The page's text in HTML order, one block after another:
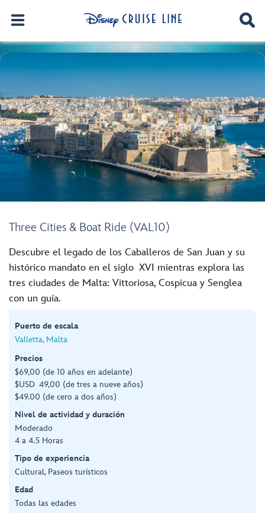
Three Cities & Boat Ride (VAL10)
Descubre el legado de los Caballeros de San Juan y su
histórico mandato en el siglo XVI mientras explora las
tres ciudades de Malta: Vittoriosa, Cospicua y Senglea
con un guía.
Puerto de escala
Valletta, Malta
Precios
$69,00 (de 10 años en adelante)
$USD 49,00 (de tres a nueve años)
$49.00 (de cero a dos años)
Nivel de actividad y duración
Moderado
4 a 4.5 Horas
Tipo de experiencia
Cultural, Paseos turísticos
Edad
Todas las edades